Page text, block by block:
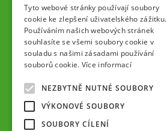
Dipl.-Ing. Jaroslav Vácha
Gesellschafter
Dipl.-Ing. Jan Blažek, CS c.
Dipl.-Ing. Josef Kosina, CS c.
Dipl.-Ing. Václav Ludvík
Jaroslav Muška
Dipl.-Ing. Radoslav Potůček
SEMPRA PRAHA a.s. (AG)
Tyto webové stránky používají soubory
cookie ke zlepšení uživatelského zážitku.
Používáním našich webových stránek
souhlasíte se všemi soubory cookie v
souladu s našimi zásadami používání
souborů cookie. Více informací
NEZBYTNĚ NUTNÉ SOUBORY
VÝKONOVÉ SOUBORY
SOUBORY CÍLENÍ